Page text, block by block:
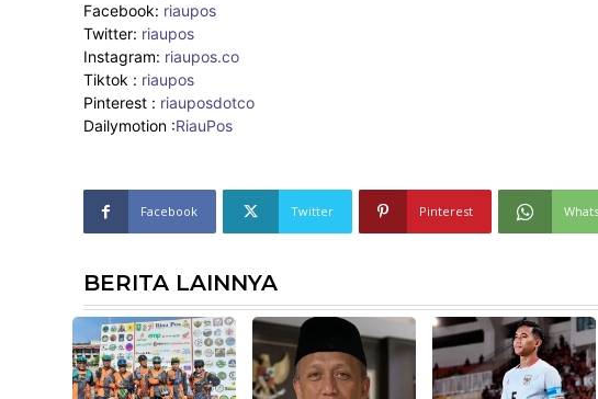
Facebook: riaupos
Twitter: riaupos
Instagram: riaupos.co
Tiktok : riaupos
Pinterest : riauposdotco
Dailymotion :RiauPos
Facebook Twitter Pinterest
BERITA LAINNYA